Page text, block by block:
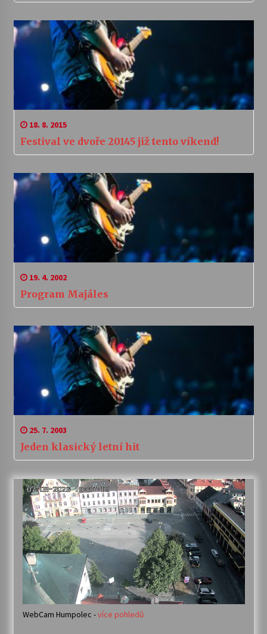
18. 8. 2015
Festival ve dvoře 20145 již tento víkend!
19. 4. 2002
Program Majáles
25. 7. 2003
Jeden klasický letní hit
WebCam Humpolec -více pohledů